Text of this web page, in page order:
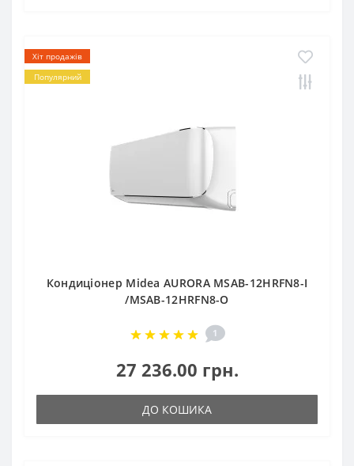
Хіт продажів
Популярний
Кондиціонер Midea AURORA MSAB-12HRFN8-I
/MSAB-12HRFN8-O
1
27 236.00 грн.
ДО КОШИКА